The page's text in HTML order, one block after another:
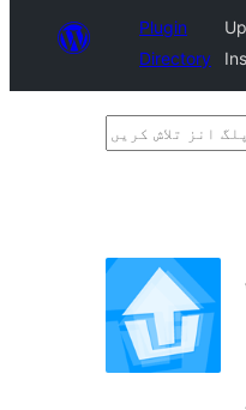
Plugin
Directory
پلگ